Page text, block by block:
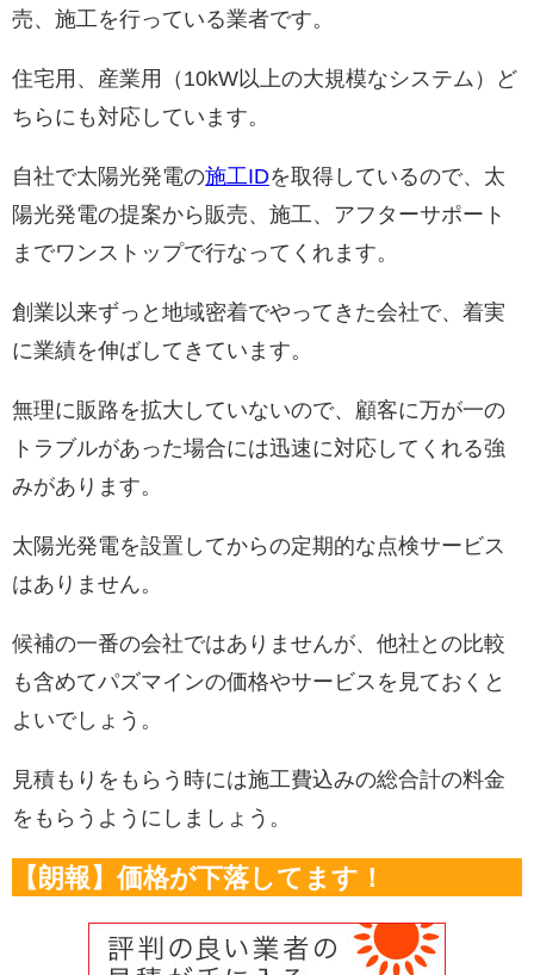
売、施工を行っている業者です。
住宅用、産業用（10kW以上の大規模なシステム）ど
ちらにも対応しています。
自社で太陽光発電の施工IDを取得しているので、太
陽光発電の提案から販売、施工、アフターサポート
までワンストップで行なってくれます。
創業以来ずっと地域密着でやってきた会社で、着実
に業績を伸ばしてきています。
無理に販路を拡大していないので、顧客に万が一の
トラブルがあった場合には迅速に対応してくれる強
みがあります。
太陽光発電を設置してからの定期的な点検サービス
はありません。
候補の一番の会社ではありませんが、他社との比較
も含めてパズマインの価格やサービスを見ておくと
よいでしょう。
見積もりをもらう時には施工費込みの総合計の料金
をもらうようにしましょう。
【朗報】価格が下落してます！